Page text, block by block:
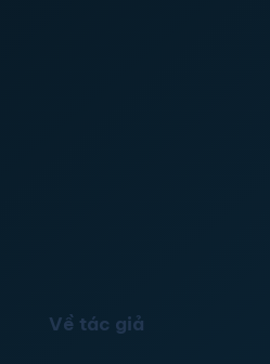
Về tác giả